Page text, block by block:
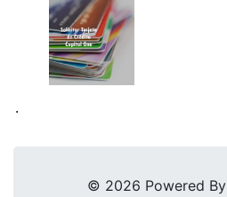
.
© 2026 Powered By